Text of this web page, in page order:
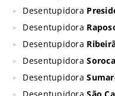
Desentupidora
Desentupidora
Desentupidora
Desentupidora
Desentupidora
DesentupidoraSão